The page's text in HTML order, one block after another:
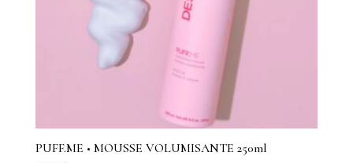
PUFF.ME • MOUSSE VOLUMISANTE 250ml